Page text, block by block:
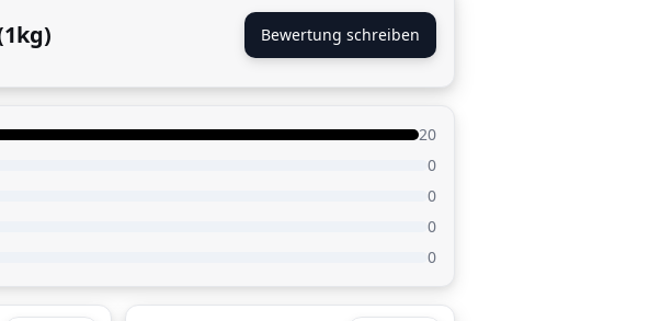
Bewertung schreiben
20
0
0
0
0